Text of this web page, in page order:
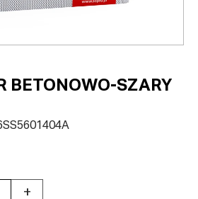
BETONOWO-SZARY
+